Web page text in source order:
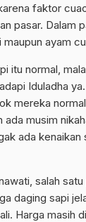
faktor
pasar. Dalam
ayam
itu normal,
Iduladha
mereka
ada musim
ada kenaikan
salah
daging sapi
Harga masih